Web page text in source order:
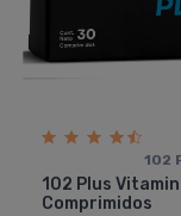
102
102 Plus
Comprimidos